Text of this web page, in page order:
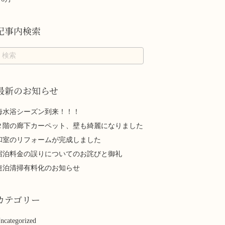
事内検索
新のお知らせ
水浴シーズン到来！！！
階の廊下カーペット、壁も綺麗になりました
室のリフォームが完成しました
泊料金の誤りについてのお詫びと御礼
泊清掃有料化のお知らせ
テゴリー